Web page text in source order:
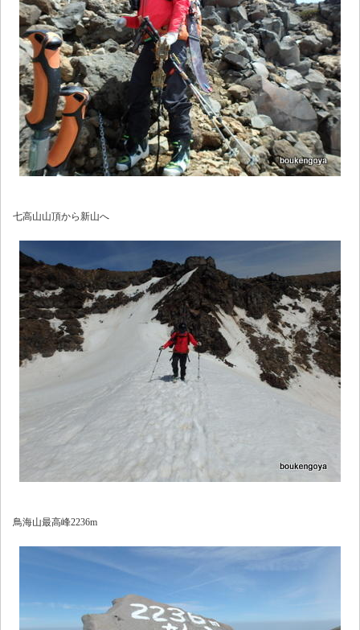
七高山山頂から新山へ
鳥海山最高峰2236m